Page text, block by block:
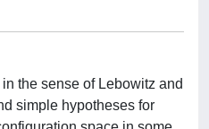
the sense of Lebowitz and
simple hypotheses for